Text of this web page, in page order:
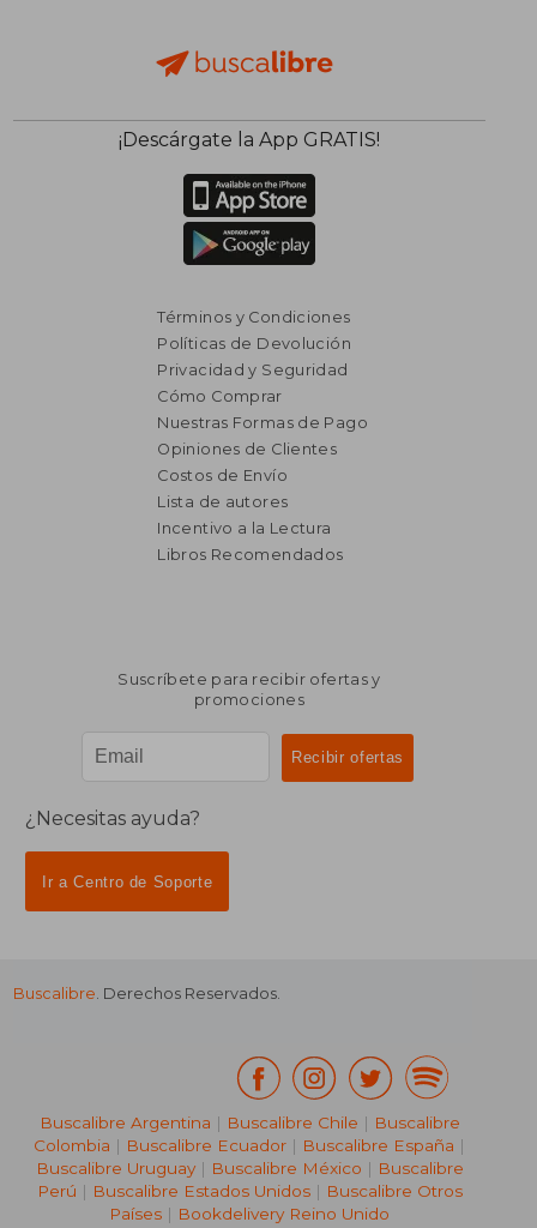
$ 2.646
$ 1.588
¡Descárgate la App GRATIS!
Términos y Condiciones
Políticas de Devolución
Privacidad y Seguridad
Cómo Comprar
Nuestras Formas de Pago
Opiniones de Clientes
Costos de Envío
Lista de autores
Incentivo a la Lectura
Libros Recomendados
Suscríbete para recibir ofertas y
promociones
¿Necesitas ayuda?
Ir a Centro de Soporte
Buscalibre. Derechos Reservados.
Buscalibre Argentina | Buscalibre Chile | Buscalibre
Colombia | Buscalibre Ecuador | Buscalibre España |
Buscalibre Uruguay| Buscalibre México | Buscalibre
Perú | Buscalibre Estados Unidos| Buscalibre Otros
Países | Bookdelivery Reino Unido